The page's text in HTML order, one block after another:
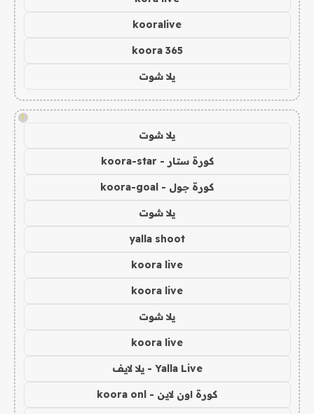
kooralive
koora 365
يلا شوت
!
يلا شوت
كورة ستار - koora-star
كورة جول - koora-goal
يلا شوت
yalla shoot
koora live
koora live
يلا شوت
koora live
Yalla Live - يلا لايف
كورة اون لاين - koora onl